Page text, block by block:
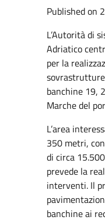
Published on
L’Autorità di
Adriatico
per la
banchine 19,
Marche del
L’area
350 metri,
di circa
prevede la
interventi. Il
banchine ai